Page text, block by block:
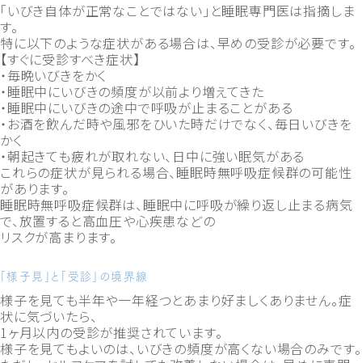
「いびき自体が正常なことではない」と睡眠専門医は指摘しま
す。
特に以下のような症状がある場合は、早めの受診が必要です。
【すぐに受診すべき症状】
・毎晩いびきをかく
・睡眠中にいびきの頻度が以前より増えてきた
・睡眠中にいびきの途中で呼吸が止まることがある
・お酒を飲んだ時や風邪をひいた時だけでなく、毎日いびきを
かく
・朝起きても疲れが取れない、日中に強い眠気がある
これらの症状が見られる場合、睡眠時無呼吸症候群の可能性
があります。
睡眠時無呼吸症候群は、睡眠中に呼吸が繰り返し止まる病気
で、放置すると高血圧や心疾患などの
リスクが高まります。
「様子見」と「受診」の境界線
様子を見ても半年や一年経つとあまり好ましくありません。症
状に気づいたら、
1ヶ月以内の受診が推奨されています。
様子を見てもよいのは、いびきの頻度が高くない場合のみです。